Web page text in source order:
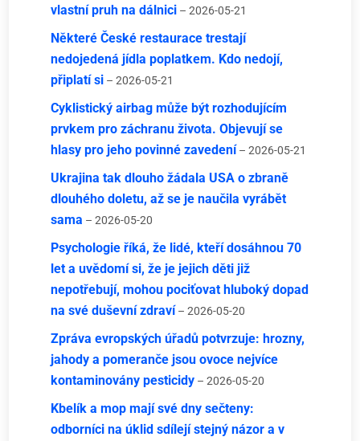
vlastní pruh na dálnici – 2026-05-21
Některé České restaurace trestají
nedojedená jídla poplatkem. Kdo nedojí,
připlatí si – 2026-05-21
Cyklistický airbag může být rozhodujícím
prvkem pro záchranu života. Objevují se
hlasy pro jeho povinné zavedení – 2026-05-21
Ukrajina tak dlouho žádala USA o zbraně
dlouhého doletu, až se je naučila vyrábět
sama – 2026-05-20
Psychologie říká, že lidé, kteří dosáhnou 70
let a uvědomí si, že je jejich děti již
nepotřebují, mohou pociťovat hluboký dopad
na své duševní zdraví – 2026-05-20
Zpráva evropských úřadů potvrzuje: hrozny,
jahody a pomeranče jsou ovoce nejvíce
kontaminovány pesticidy – 2026-05-20
Kbelík a mop mají své dny sečteny:
odborníci na úklid sdílejí stejný názor a v